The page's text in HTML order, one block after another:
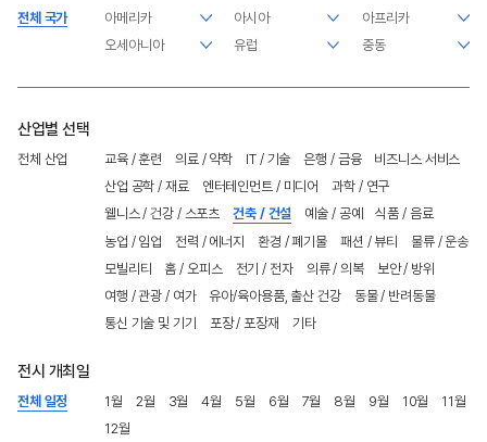
전체 국가
산업별 선택
전체 산업 교육 / 훈련 의료 / 약학 IT / 기술 은행 / 금융
비즈니스 서비스
산업 공학 / 재료
엔터테인먼트 / 미디어
과학 / 연구
웰니스 / 건강 / 스포츠
건축 / 건설 예술 / 공예
식품 / 음료
농업 / 임업
전력 / 에너지 환경 / 폐기물 패션 / 뷰티
물류 / 운송
모빌리티
홈 / 오피스 전기 / 전자 의류 / 의복
보안 / 방위
여행 / 관광 / 여가
유아/육아용품, 출산 건강
동물 / 반려동물
통신 기술 및 기기
포장 / 포장재 기타
전시 개최일
전체 일정 1월 2월 3월 4월 5월 6월 7월 8월 9월 10월
11월
12월